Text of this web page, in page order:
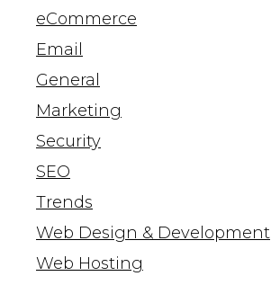
eCommerce
Email
General
Marketing
Security
SEO
Trends
Web Design & Development
Web Hosting